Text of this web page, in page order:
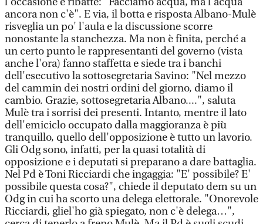
ancora non c'è". E via, il botta e risposta Albano-Mulè
risveglia un po' l'aula e la discussione scorre
nonostante la stanchezza. Ma non è finita, perché a
un certo punto le rappresentanti del governo (vista
anche l'ora) fanno staffetta e siede tra i banchi
dell'esecutivo la sottosegretaria Savino: "Nel mezzo
del cammin dei nostri ordini del giorno, diamo il
cambio. Grazie, sottosegretaria Albano....", saluta
Mulè tra i sorrisi dei presenti. Intanto, mentre il lato
dell'emiciclo occupato dalla maggioranza è più
tranquillo, quello dell'opposizione è tutto un lavorio.
Gli Odg sono, infatti, per la quasi totalità di
opposizione e i deputati si preparano a dare battaglia.
Nel Pd è Toni Ricciardi che ingaggia: "E' possibile? E'
possibile questa cosa?", chiede il deputato dem su un
Odg in cui ha scorto una delega elettorale. "Onorevole
Ricciardi, gliel'ho già spiegato, non c'è delega…",